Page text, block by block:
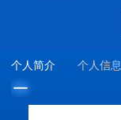
个人简介 个人信息